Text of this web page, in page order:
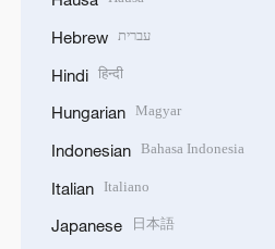
Hebrew עברית
Hindi हिन्दी
Hungarian Magyar
Indonesian Bahasa Indonesia
Italian Italiano
Japanese 日本語